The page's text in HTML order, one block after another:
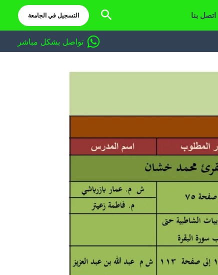
اتصل بنا البحث التسجيل في الجامعة
تواصل بشكل مباشر